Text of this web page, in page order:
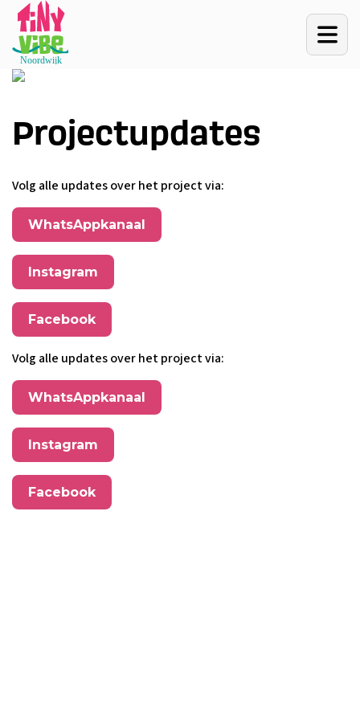
Projectupdates
Volg alle updates over het project via:
WhatsAppkanaal
Instagram
Facebook
Volg alle updates over het project via:
WhatsAppkanaal
Instagram
Facebook